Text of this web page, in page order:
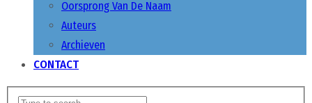
Oorsprong Van De Naam
Auteurs
Archieven
CONTACT